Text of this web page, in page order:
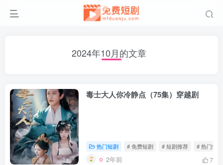
2024年10月的文章
毒士大人你冷静点（75集）穿越剧
热门短剧 # 免费短剧 # 短剧推荐 # 热门短剧
2年前 7